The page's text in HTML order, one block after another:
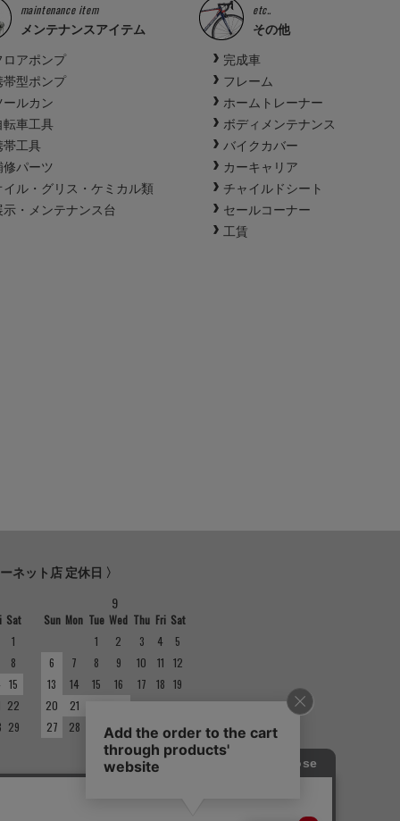
maintenance item
メンテナンスアイテム
ロアポンプ
帯型ポンプ
ールカン
転車工具
帯工具
修パーツ
イル・グリス・ケミカル類
示・メンテナンス台
etc..
その他
完成車
フレーム
ホームトレーナー
ボディメンテナンス
バイクカバー
カーキャリア
チャイルドシート
セールコーナー
工賃
ネット店 定休日 〉
Sat
1
8
15
22
29
9
Sun Mon Tue Wed Thu Fri Sat
1
2 3 4
5
6
7 8 9 10 11
12
13
14 15 16 17 18 19
20
21 24 25 26
27
28 30